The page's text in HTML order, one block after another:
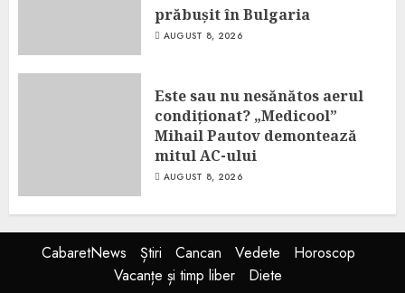
prăbușit în Bulgaria
AUGUST 8, 2026
Este sau nu nesănătos aerul
condiționat? „Medicool”
Mihail Pautov demontează
mitul AC-ului
AUGUST 8, 2026
CabaretNews Știri Cancan Vedete
Horoscop
Vacanțe și timp liber
Diete